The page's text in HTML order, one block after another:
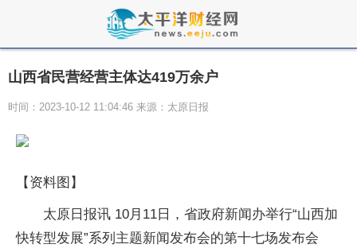
山西省民营经营主体达419万余户
时间：2023-10-12 11:04:46 来源：太原日报
【资料图】
太原日报讯 10月11日，省政府新闻办举行“山西加
快转型发展”系列主题新闻发布会的第十七场发布会